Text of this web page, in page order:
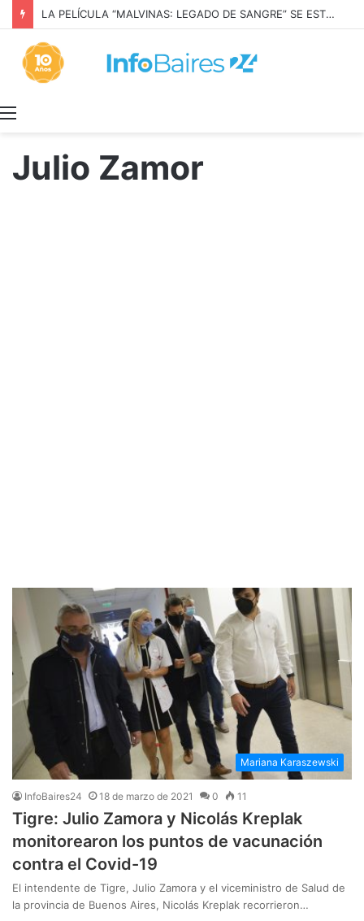
LA PELÍCULA “MALVINAS: LEGADO DE SANGRE” SE ESTRENARÁ EN PRIME VIDEO
Julio Zamor
Mariana Karaszewski
InfoBaires24 18 de marzo de 2021 0 11
Tigre: Julio Zamora y Nicolás Kreplak
monitorearon los puntos de vacunación
contra el Covid-19
El intendente de Tigre, Julio Zamora y el viceministro de Salud de
la provincia de Buenos Aires, Nicolás Kreplak recorrieron…